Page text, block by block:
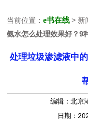
当前位置：e书在线 > 新
氨水怎么处理效果好？9
处理垃圾渗滤液中
编辑：北京
日期：